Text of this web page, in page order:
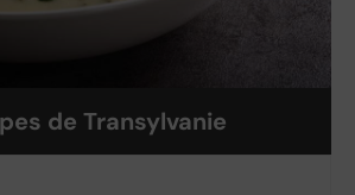
de Transylvanie